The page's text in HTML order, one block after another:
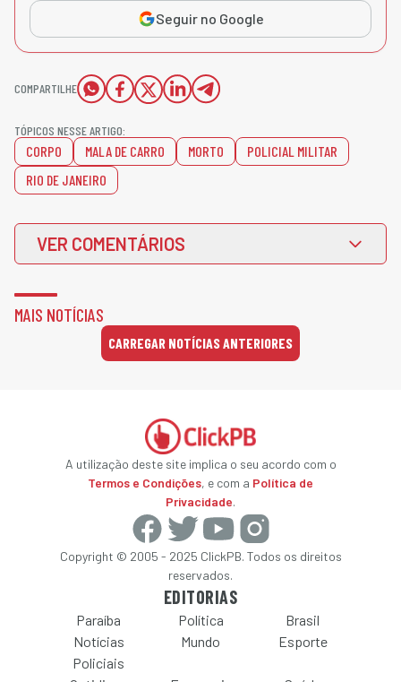
Seguir no Google
COMPARTILHE
TÓPICOS NESSE ARTIGO:
CORPO MALA DE CARRO MORTO
POLICIAL MILITAR
RIO DE JANEIRO
VER COMENTÁRIOS
MAIS NOTÍCIAS
CARREGAR NOTÍCIAS ANTERIORES
A utilização deste site implica o seu acordo com o
Termos e Condições, e com a Política de
Privacidade.
Copyright © 2005 - 2025 ClickPB. Todos os direitos
reservados.
EDITORIAS
Paraíba Política
Brasil
Notícias
Policiais
Mundo Esporte